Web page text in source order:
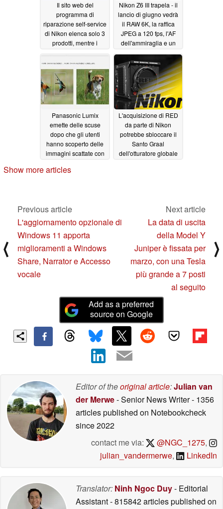
Il sito web del
programma di
riparazione self-service
di Nikon elenca solo 3
prodotti, mentre i
altrove06/14/2024
Nikon Z6 III trapela - il
lancio di giugno vedrà
il RAW 6K, la raffica
JPEG a 120 fps, l'AF
dell'ammiraglia e un
massiccio incremento
dell'IBIS06/07/2024
Panasonic Lumix
emette delle scuse
dopo che gli utenti
hanno scoperto delle
immagini scattate con
sulla pagina del
L'acquisizione di RED
da parte di Nikon
potrebbe sbloccare il
Santo Graal
dell'otturatore globale
Show more articles
⟨
Previous article
L'aggiornamento opzionale di
Windows 11 apporta
miglioramenti a Windows
Share, Narrator e Accesso
vocale
Next article
La data di uscita
della Model Y
Juniper è fissata per
marzo, con una Tesla
più grande a 7 posti
al seguito
⟩
Add as a preferred
source on Google
Editor of theoriginal article:Julian van
der Merwe- Senior News Writer- 1356
articles published on Notebookcheck
since 2022
contact me via:
@NGC_1275,
julian_vandermerwe, LinkedIn
Translator: Ninh Ngoc Duy- Editorial
Assistant- 815842 articles published on